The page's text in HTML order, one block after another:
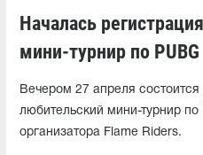
Началась
мини-турнир по PUBG
Вечером 27 апреля
любительский мини-турнир по
организатора Flame Riders.